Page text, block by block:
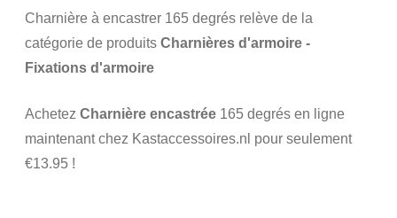
Charnière à encastrer 165 degrés relève de la
catégorie de produits Charnières d'armoire -
Fixations d'armoire
Achetez Charnière encastrée 165 degrés en ligne
maintenant chez Kastaccessoires.nl pour seulement
€13.95 !